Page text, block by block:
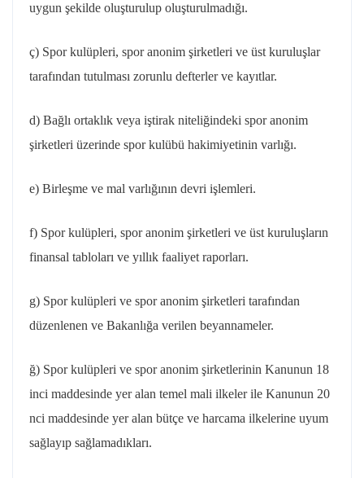
uygun şekilde oluşturulup oluşturulmadığı.
ç) Spor kulüpleri, spor anonim şirketleri ve üst kuruluşlar
tarafından tutulması zorunlu defterler ve kayıtlar.
d) Bağlı ortaklık veya iştirak niteliğindeki spor anonim
şirketleri üzerinde spor kulübü hakimiyetinin varlığı.
e) Birleşme ve mal varlığının devri işlemleri.
f) Spor kulüpleri, spor anonim şirketleri ve üst kuruluşların
finansal tabloları ve yıllık faaliyet raporları.
g) Spor kulüpleri ve spor anonim şirketleri tarafından
düzenlenen ve Bakanlığa verilen beyannameler.
ğ) Spor kulüpleri ve spor anonim şirketlerinin Kanunun 18
inci maddesinde yer alan temel mali ilkeler ile Kanunun 20
nci maddesinde yer alan bütçe ve harcama ilkelerine uyum
sağlayıp sağlamadıkları.